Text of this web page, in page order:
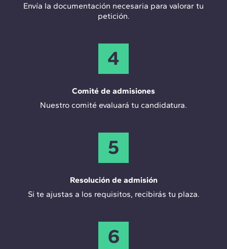
Envía la documentación necesaria para valorar tu
petición.
4
Comité de admisiones
Nuestro comité evaluará tu candidatura.
5
Resolución de admisión
Si te ajustas a los requisitos, recibirás tu plaza.
6